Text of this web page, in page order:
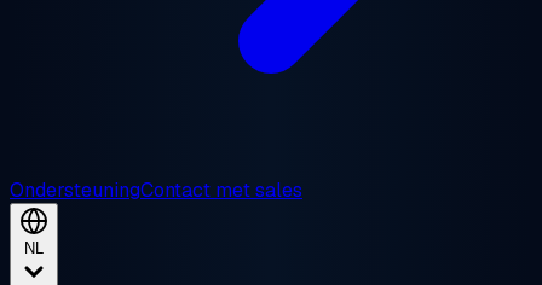
OndersteuningContact met sales
NL